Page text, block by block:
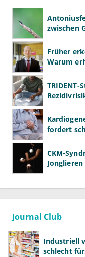
zwischen
Früher
Warum
fordert
CKM-
Journal Club
Industriell
schlecht